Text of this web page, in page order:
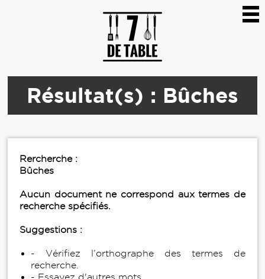
Résultat(s) : Bûches
Rercherche :
Bûches
Aucun document ne correspond aux termes de
recherche spécifiés.
Suggestions :
- Vérifiez l’orthographe des termes de
recherche.
- Essayez d'autres mots.